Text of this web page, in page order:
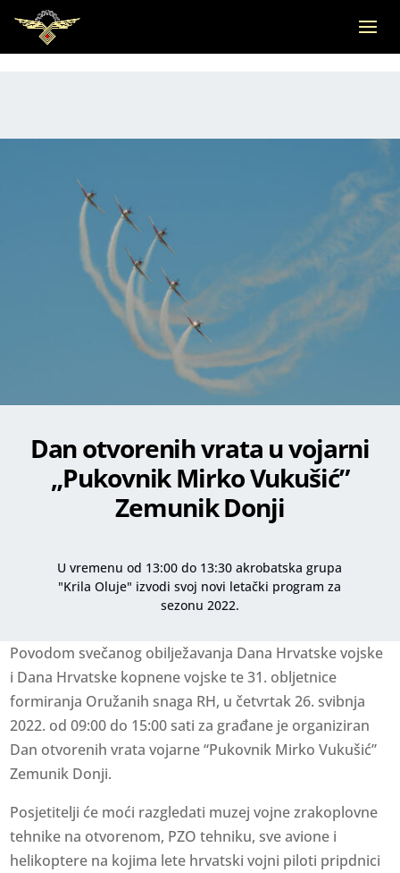
Dan otvorenih vrata u vojarni
„Pukovnik Mirko Vukušić”
Zemunik Donji
U vremenu od 13:00 do 13:30 akrobatska grupa
"Krila Oluje" izvodi svoj novi letački program za
sezonu 2022.
Povodom svečanog obilježavanja Dana Hrvatske vojske
i Dana Hrvatske kopnene vojske te 31. obljetnice
formiranja Oružanih snaga RH, u četvrtak 26. svibnja
2022. od 09:00 do 15:00 sati za građane je organiziran
Dan otvorenih vrata vojarne “Pukovnik Mirko Vukušić”
Zemunik Donji.
Posjetitelji će moći razgledati muzej vojne zrakoplovne
tehnike na otvorenom, PZO tehniku, sve avione i
helikoptere na kojima lete hrvatski vojni piloti pripdnici